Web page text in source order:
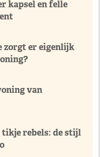
kapsel en felle
zorgt er eigenlijk
van
tikje rebels: de stijl